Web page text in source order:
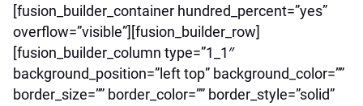
[fusion_builder_container hundred_percent=”yes”
overflow=”visible”][fusion_builder_row]
[fusion_builder_column type=”1_1″
background_position=”left top” background_color=””
border_size=”” border_color=”” border_style=”solid”